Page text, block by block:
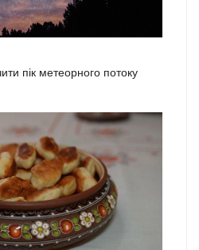
пік метеорного потоку